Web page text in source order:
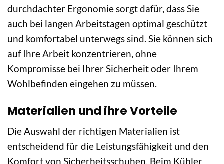
durchdachter Ergonomie sorgt dafür, dass Sie
auch bei langen Arbeitstagen optimal geschützt
und komfortabel unterwegs sind. Sie können sich
auf Ihre Arbeit konzentrieren, ohne
Kompromisse bei Ihrer Sicherheit oder Ihrem
Wohlbefinden eingehen zu müssen.
Materialien und ihre Vorteile
Die Auswahl der richtigen Materialien ist
entscheidend für die Leistungsfähigkeit und den
Komfort von Sicherheitsschuhen. Beim Kübler